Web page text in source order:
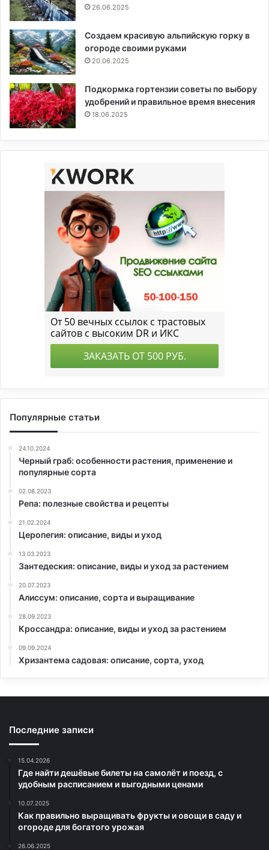
26.06.2025
Создаем красивую альпийскую горку в
огороде своими руками
20.06.2025
Подкормка гортензии советы по выбору
удобрений и правильное время внесения
18.06.2025
Популярные статьи
24.10.2024
Черный граб: особенности растения, применение и
популярные сорта
02.08.2023
Репа: полезные свойства и рецепты
21.02.2024
Церопегия: описание, виды и уход
13.03.2023
Зантедеския: описание, виды и уход за растением
20.07.2023
Алиссум: описание, сорта и выращивание
28.09.2023
Кроссандра: описание, виды и уход за растением
09.09.2024
Хризантема садовая: описание, сорта, уход
Последние записи
15.04.2026
Где найти дешёвые билеты на самолёт и поезд, с
удобным расписанием и выгодными ценами
10.07.2025
Как правильно выращивать фрукты и овощи в саду и
огороде для богатого урожая
26.06.2025